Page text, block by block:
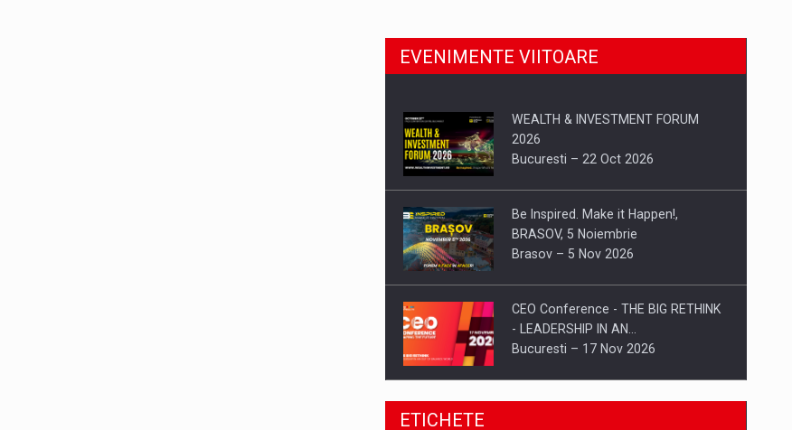
EVENIMENTE VIITOARE
WEALTH & INVESTMENT FORUM
2026
Bucuresti – 22 Oct 2026
Be Inspired. Make it Happen!,
BRASOV, 5 Noiembrie
Brasov – 5 Nov 2026
CEO Conference - THE BIG RETHINK
- LEADERSHIP IN AN…
Bucuresti – 17 Nov 2026
Be Inspired. Make it Happen!, CLUJ, 9
ETICHETE